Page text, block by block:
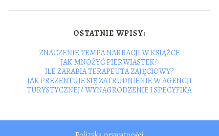
OSTATNIE WPISY:
ZNACZENIE TEMPA NARRACJI W KSIĄŻCE
JAK MNOŻYĆ PIERWIASTEK?
ILE ZARABIA TERAPEUTA ZAJĘCIOWY?
JAK PREZENTUJE SIĘ ZATRUDNIENIE W AGENCJI
TURYSTYCZNEJ? WYNAGRODZENIE I SPECYFIKA